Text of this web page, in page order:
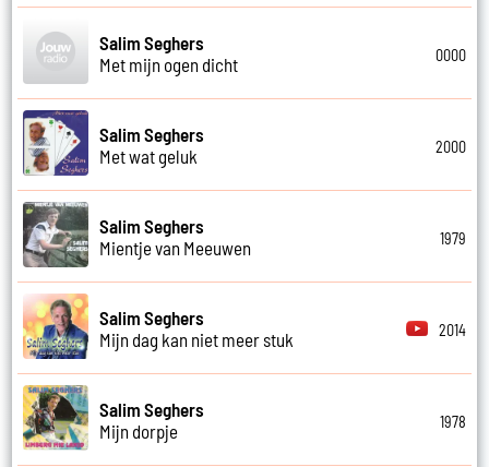
Salim Seghers
Met mijn ogen dicht
0000
Salim Seghers
Met wat geluk
2000
Salim Seghers
Mientje van Meeuwen
1979
Salim Seghers
Mijn dag kan niet meer stuk
2014
Salim Seghers
Mijn dorpje
1978